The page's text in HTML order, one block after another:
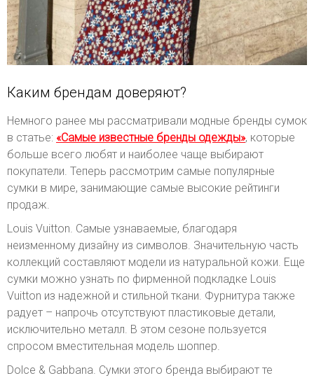
Каким брендам доверяют?
Немного ранее мы рассматривали модные бренды сумок
в статье: «Самые известные бренды одежды», которые
больше всего любят и наиболее чаще выбирают
покупатели. Теперь рассмотрим самые популярные
сумки в мире, занимающие самые высокие рейтинги
продаж.
Louis Vuitton. Самые узнаваемые, благодаря
неизменному дизайну из символов. Значительную часть
коллекций составляют модели из натуральной кожи. Еще
сумки можно узнать по фирменной подкладке Louis
Vuitton из надежной и стильной ткани. Фурнитура также
радует – напрочь отсутствуют пластиковые детали,
исключительно металл. В этом сезоне пользуется
спросом вместительная модель шоппер.
Dolce & Gabbana. Сумки этого бренда выбирают те